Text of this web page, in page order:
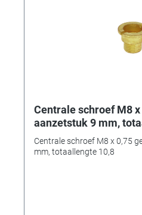
Centrale schroef M8
aanzetstuk 9 mm,
Centrale schroef M8 x 0,75
mm, totaallengte 10,8